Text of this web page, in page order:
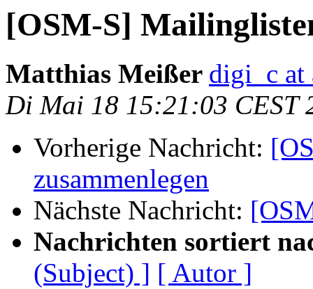
[OSM-S]
Matthias Meißer digi_c at
Di Mai 18 15:21:03 CEST
Vorherige Nachricht:
zusammenlegen
Nächste Nachricht:
Nachrichten sortiert
(Subject) ] [ Autor ]